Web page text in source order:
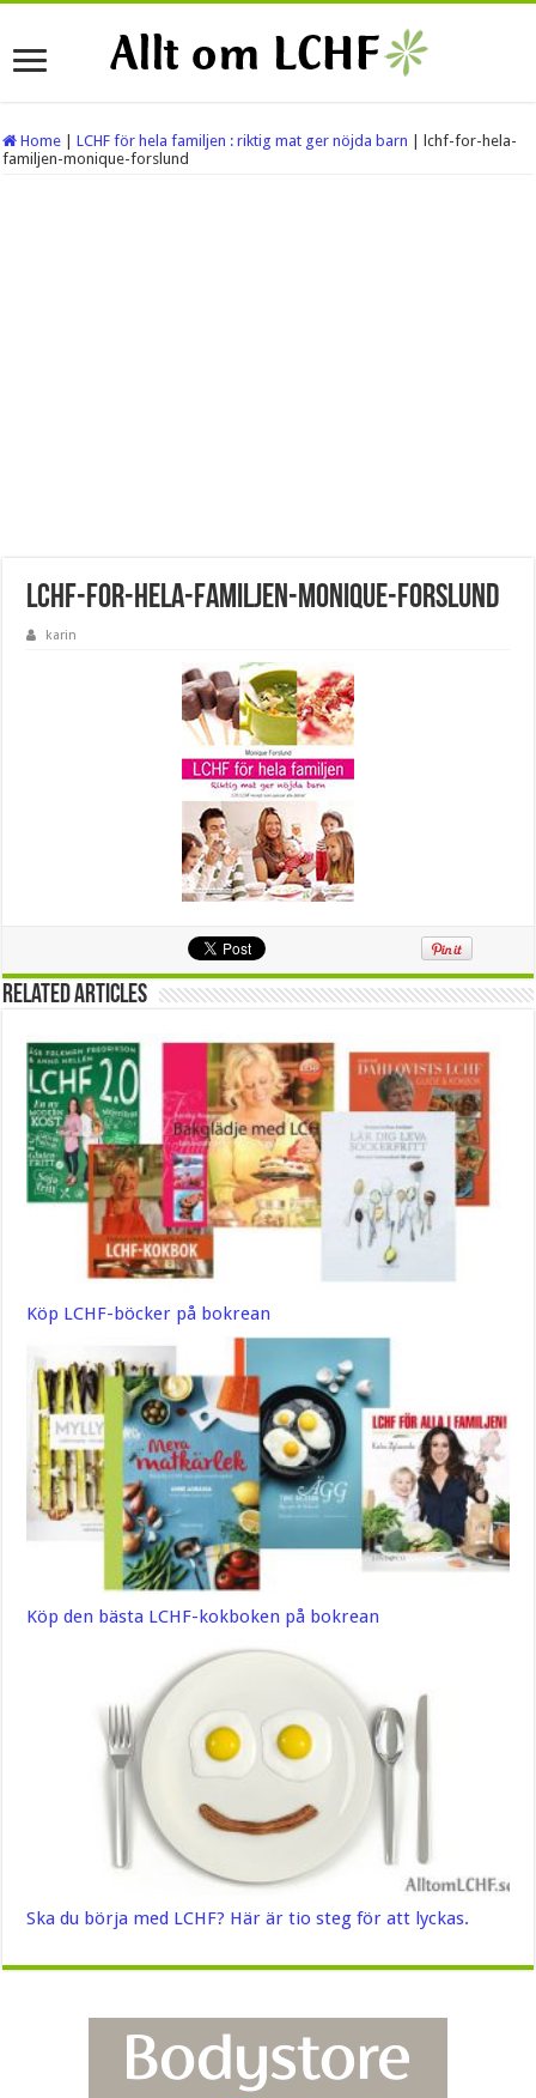
Home LCHF för hela familjen : riktig mat ger nöjda barn
lchf-for-hela-
familjen-monique-forslund
lchf-for-hela-familjen-monique-forslund
karin
Related Articles
Köp LCHF-böcker på bokrean
Köp den bästa LCHF-kokboken på bokrean
Ska du börja med LCHF? Här är tio steg för att lyckas.